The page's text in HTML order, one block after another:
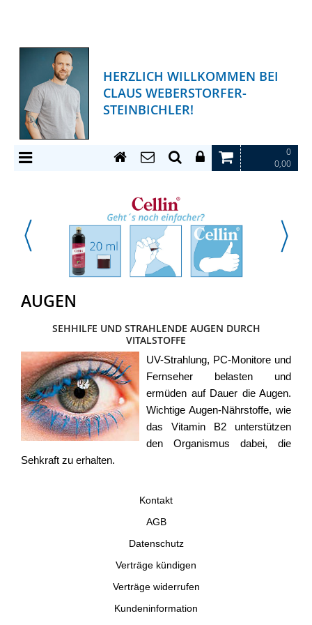
HERZLICH WILLKOMMEN BEI
CLAUS WEBERSTORFER-
STEINBICHLER!
0
0,00
AUGEN
SEHHILFE UND STRAHLENDE AUGEN DURCH
VITALSTOFFE
UV-Strahlung, PC-Monitore und
Fernseher belasten und
ermüden auf Dauer die Augen.
Wichtige Augen-Nährstoffe, wie
das Vitamin B2 unterstützen
den Organismus dabei, die
Sehkraft zu erhalten.
Kontakt
AGB
Datenschutz
Verträge kündigen
Verträge widerrufen
Kundeninformation